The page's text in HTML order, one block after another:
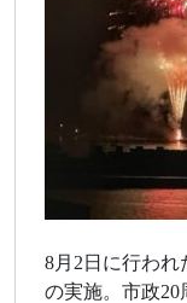
8月2日に行われ
の実施。市政